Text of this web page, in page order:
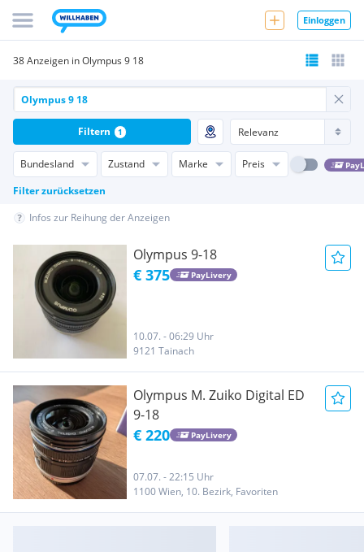
Einloggen
38 Anzeigen in Olympus 9 18
Bundesland Zustand Marke Preis
Filter zurücksetzen
Filtern 1
Infos zur Reihung der Anzeigen
Olympus 9-18
€ 375 PayLivery
10.07. - 06:29 Uhr
9121 Tainach
Olympus M. Zuiko Digital ED
9-18
€ 220 PayLivery
07.07. - 22:15 Uhr
1100 Wien, 10. Bezirk, Favoriten